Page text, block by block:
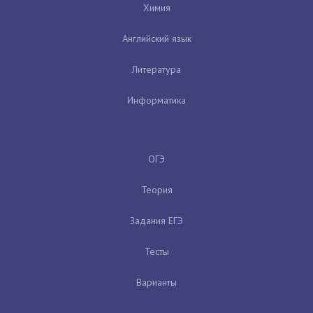
Химия
Английский язык
Литература
Информатика
ОГЭ
Теория
Задания ЕГЭ
Тесты
Варианты